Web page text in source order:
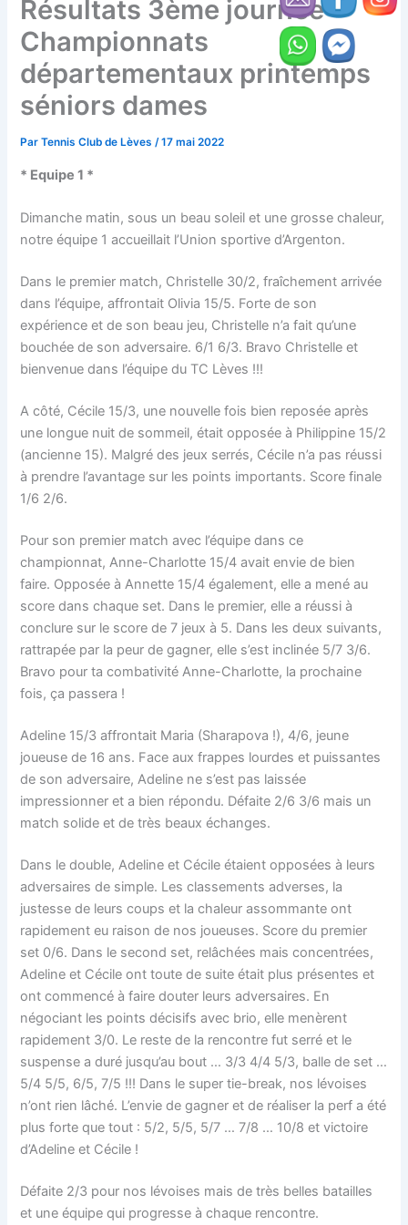
Résultats 3ème journée
Championnats
départementaux printemps
séniors dames
ParTennis Club de Lèves/17 mai 2022
* Equipe 1 *
Dimanche matin, sous un beau soleil et une grosse chaleur,
notre équipe 1 accueillait l’Union sportive d’Argenton.
Dans le premier match, Christelle 30/2, fraîchement arrivée
dans l’équipe, affrontait Olivia 15/5. Forte de son
expérience et de son beau jeu, Christelle n’a fait qu’une
bouchée de son adversaire. 6/1 6/3. Bravo Christelle et
bienvenue dans l’équipe du TC Lèves !!!
A côté, Cécile 15/3, une nouvelle fois bien reposée après
une longue nuit de sommeil, était opposée à Philippine 15/2
(ancienne 15). Malgré des jeux serrés, Cécile n’a pas réussi
à prendre l’avantage sur les points importants. Score finale
1/6 2/6.
Pour son premier match avec l’équipe dans ce
championnat, Anne-Charlotte 15/4 avait envie de bien
faire. Opposée à Annette 15/4 également, elle a mené au
score dans chaque set. Dans le premier, elle a réussi à
conclure sur le score de 7 jeux à 5. Dans les deux suivants,
rattrapée par la peur de gagner, elle s’est inclinée 5/7 3/6.
Bravo pour ta combativité Anne-Charlotte, la prochaine
fois, ça passera !
Adeline 15/3 affrontait Maria (Sharapova !), 4/6, jeune
joueuse de 16 ans. Face aux frappes lourdes et puissantes
de son adversaire, Adeline ne s’est pas laissée
impressionner et a bien répondu. Défaite 2/6 3/6 mais un
match solide et de très beaux échanges.
Dans le double, Adeline et Cécile étaient opposées à leurs
adversaires de simple. Les classements adverses, la
justesse de leurs coups et la chaleur assommante ont
rapidement eu raison de nos joueuses. Score du premier
set 0/6. Dans le second set, relâchées mais concentrées,
Adeline et Cécile ont toute de suite était plus présentes et
ont commencé à faire douter leurs adversaires. En
négociant les points décisifs avec brio, elle menèrent
rapidement 3/0. Le reste de la rencontre fut serré et le
suspense a duré jusqu’au bout … 3/3 4/4 5/3, balle de set …
5/4 5/5, 6/5, 7/5 !!! Dans le super tie-break, nos lévoises
n’ont rien lâché. L’envie de gagner et de réaliser la perf a été
plus forte que tout : 5/2, 5/5, 5/7 … 7/8 … 10/8 et victoire
d’Adeline et Cécile !
Défaite 2/3 pour nos lévoises mais de très belles batailles
et une équipe qui progresse à chaque rencontre.